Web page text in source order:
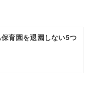
育園を退園しない5つ